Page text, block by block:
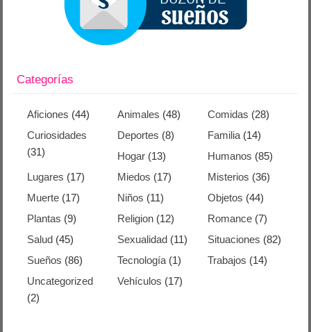
Categorías
Aficiones (44) Animales (48) Comidas (28)
Curiosidades
(31)
Deportes (8) Familia(14)
Hogar (13) Humanos (85)
Lugares (17) Miedos (17) Misterios (36)
Muerte (17) Niños (11) Objetos (44)
Plantas (9) Religion (12) Romance(7)
Salud (45) Sexualidad (11) Situaciones (82)
Sueños (86) Tecnología (1) Trabajos (14)
Uncategorized
(2)
Vehículos (17)